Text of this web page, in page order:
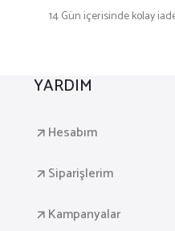
14 Gün içerisinde kolay
YARDIM
Hesabım
Siparişlerim
Kampanyalar